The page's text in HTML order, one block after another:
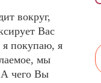
вокруг,
Вас
покупаю, я
мы
А чего Вы